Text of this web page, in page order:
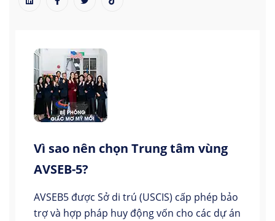
Vì sao nên chọn Trung tâm vùng
AVSEB-5?
AVSEB5 được Sở di trú (USCIS) cấp phép bảo
trợ và hợp pháp huy động vốn cho các dự án